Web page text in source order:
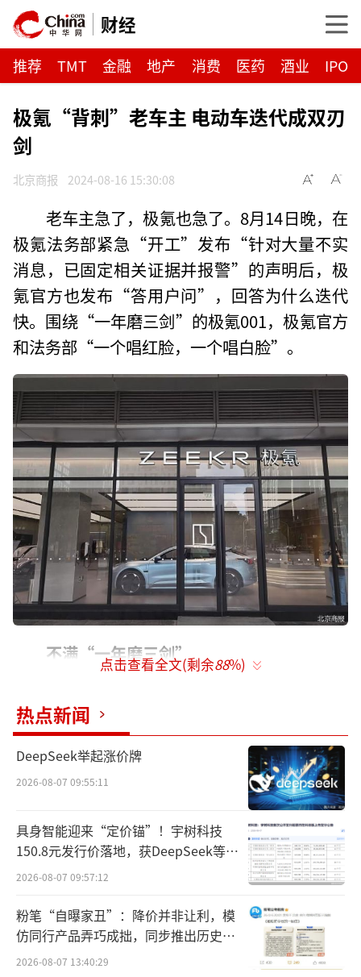
财经
推荐 TMT 金融 地产 消费 医药 酒业 IPO
极氪“背刺”老车主 电动车迭代成双刃
剑
北京商报 2024-08-16 15:30:08
老车主急了，极氪也急了。8月14日晚，在
极氪法务部紧急“开工”发布“针对大量不实
消息，已固定相关证据并报警”的声明后，极
氪官方也发布“答用户问”，回答为什么迭代
快。围绕“一年磨三剑”的极氪001，极氪官方
和法务部“一个唱红脸，一个唱白脸”。
不满“一年磨三剑”
售价区间为26.9万—32.9万元。然而，时隔半
年，今年8月13日极氪又推出2025款极氪001，
售价区间为25.9万—32.9万元。其中，新车型
更首发搭载极氪AIOS和浩瀚智驾2.0。据了解，
由于老款车型使用Mobileye智驾方案，而2025
款车型采用浩瀚智驾方案，与Mobileye智驾方
案在底层芯片、系统布控、线束布局等方面采
方案。因此，极氪方面表示：“老款车型无法
点击查看全文(剩余88%)
热点新闻
DeepSeek举起涨价牌
2026-08-07 09:55:11
具身智能迎来“定价锚”！宇树科技
150.8元发行价落地，获DeepSeek等豪
华战配加持
2026-08-07 09:57:12
粉笔“自曝家丑”：降价并非让利，模
仿同行产品弄巧成拙，同步推出历史学
员退费方案
2026-08-07 13:40:29